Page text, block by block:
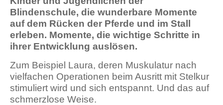
Blindenschule, die wunderbare Momente
auf dem Rücken der Pferde und im Stall
erleben. Momente, die wichtige Schritte in
ihrer Entwicklung auslösen.
Zum Beispiel Laura, deren Muskulatur nach
vielfachen Operationen beim Ausritt mit Stelkur
stimuliert wird und sich entspannt. Und das auf
schmerzlose Weise.